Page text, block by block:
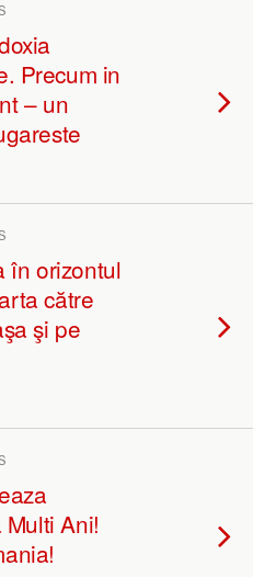
Precum in
– un
în orizontul
către
şi pe
Ani!